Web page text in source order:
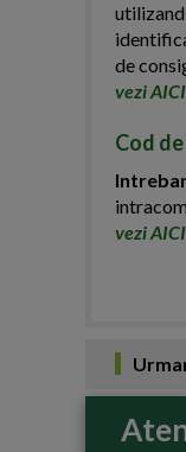
de
vezi
Cod
vezi